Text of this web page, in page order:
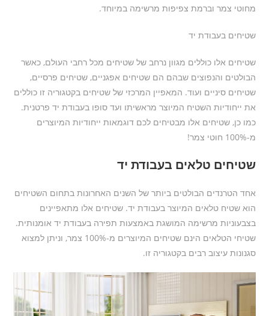
מחוטי צמר וברמת צפיפות מרשימה במיוחד.
שטיחים בעבודת יד
שטיחים אלו כוללים מגוון נרחב של שטיחים מכל רחבי העולם, כאשר
הבולטים והנפוצים שבהם הם שטיחים אפגניים, שטיחים פרסיים,
שטיחים סיניים ועוד. המאפיין המרכזי של שטיחים בקטגוריה זו כוללים
את ייחודיות השטיח המיוצר מראשיתו ועד סופו בעבודת יד פרטנית.
כמו כן, שטיחים אלו מבטיחים לכם דוגמאות ייחודיות המיוצרים
מ-100% חוטי צמר!
שטיחים טלאים בעבודת יד
אחד הטרנדים הבולטים ביותר של השנים האחרונות בתחום השטיחים
הוא שטיח טלאים המיוצר בעבודת יד. שטיחים אלו מתאפיינים
בצבעוניות מרשימה המושגת באמצעות תפירה בעבודת יד אומנותית.
שטיחי הטלאים הינם שטיחים המיוצרים מ-100% צמר, וניתן למצוא
סגנונות עיצוב רבים בקטגוריה זו.